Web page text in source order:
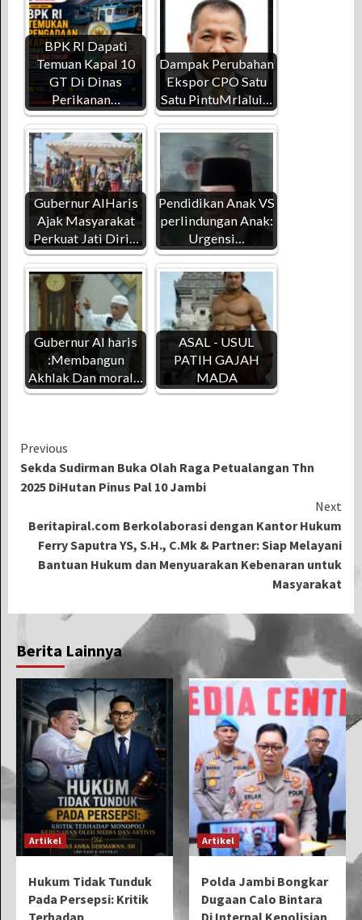
BPK RI Dapati
Temuan Kapal 10
GT Di Dinas
Perikanan…
Dampak Perubahan
Ekspor CPO Satu
Satu PintuMrlalui…
Gubernur AlHaris
Ajak Masyarakat
Perkuat Jati Diri…
Pendidikan Anak VS
perlindungan Anak:
Urgensi…
Gubernur Al haris
:Membangun
Akhlak Dan moral…
ASAL - USUL
PATIH GAJAH
MADA
Continue
Reading
Previous
Sekda Sudirman Buka Olah Raga Petualangan Thn
2025 DiHutan Pinus Pal 10 Jambi
Next
Beritapiral.com Berkolaborasi dengan Kantor Hukum
Ferry Saputra YS, S.H., C.Mk & Partner: Siap Melayani
Bantuan Hukum dan Menyuarakan Kebenaran untuk
Masyarakat
Berita Lainnya
Artikel
Hukum Tidak Tunduk
Pada Persepsi: Kritik
Terhadap
Artikel
Polda Jambi Bongkar
Dugaan Calo Bintara
Di Internal Kepolisian